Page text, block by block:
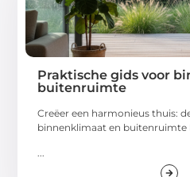
Praktische gids voor
buitenruimte
Creëer een harmonieus thuis:
binnenklimaat en buitenruimte
...